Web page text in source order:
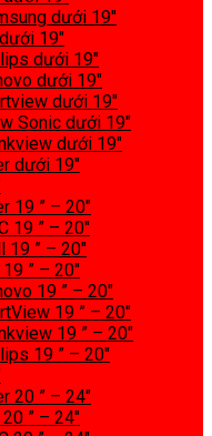
dưới 19″
19″
dưới 19″
dưới 19″
dưới 19″
Sonic dưới 19″
dưới 19″
dưới 19″
19 ” – 20″
19 ” – 20″
19 ” – 20″
” – 20″
19 ” – 20″
19 ” – 20″
19 ” – 20″
19 ” – 20″
20 ” – 24″
” – 24″